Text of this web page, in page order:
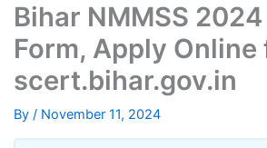
Bihar NMMSS
Form, Apply Online
scert.bihar.gov.in
By / November 11, 2024